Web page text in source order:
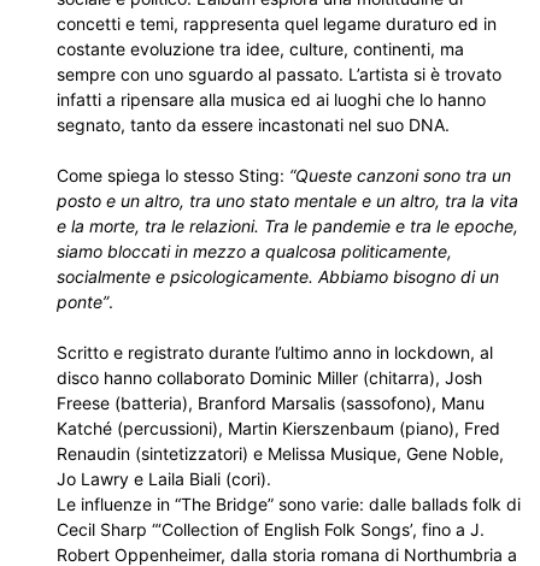
concetti e temi, rappresenta quel legame duraturo ed in
costante evoluzione tra idee, culture, continenti, ma
sempre con uno sguardo al passato. L’artista si è trovato
infatti a ripensare alla musica ed ai luoghi che lo hanno
segnato, tanto da essere incastonati nel suo DNA.
Come spiega lo stesso Sting: “Queste canzoni sono tra un
posto e un altro, tra uno stato mentale e un altro, tra la vita
e la morte, tra le relazioni. Tra le pandemie e tra le epoche,
siamo bloccati in mezzo a qualcosa politicamente,
socialmente e psicologicamente. Abbiamo bisogno di un
ponte”.
Scritto e registrato durante l’ultimo anno in lockdown, al
disco hanno collaborato Dominic Miller (chitarra), Josh
Freese (batteria), Branford Marsalis (sassofono), Manu
Katché (percussioni), Martin Kierszenbaum (piano), Fred
Renaudin (sintetizzatori) e Melissa Musique, Gene Noble,
Jo Lawry e Laila Biali (cori).
Le influenze in “The Bridge” sono varie: dalle ballads folk di
Cecil Sharp “‘Collection of English Folk Songs’, fino a J.
Robert Oppenheimer, dalla storia romana di Northumbria a